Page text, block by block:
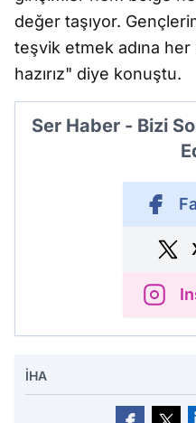
değer taşıyor.
teşvik etmek adına
hazırız" diye konuştu.
Ser Haber - Bizi
İHA